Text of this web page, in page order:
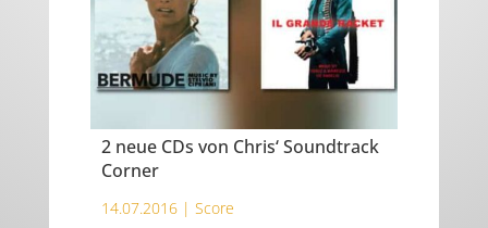
2 neue CDs von Chris‘ Soundtrack
Corner
14.07.2016 | Score